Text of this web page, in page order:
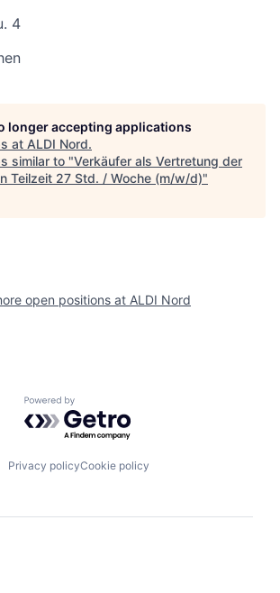
4
longer accepting applications
at ALDI Nord.
similar to "Verkäufer als Vertretung der
Teilzeit 27 Std. / Woche (m/w/d)"
open positions at ALDI Nord
Powered by Getro.com
Privacy policyCookie policy